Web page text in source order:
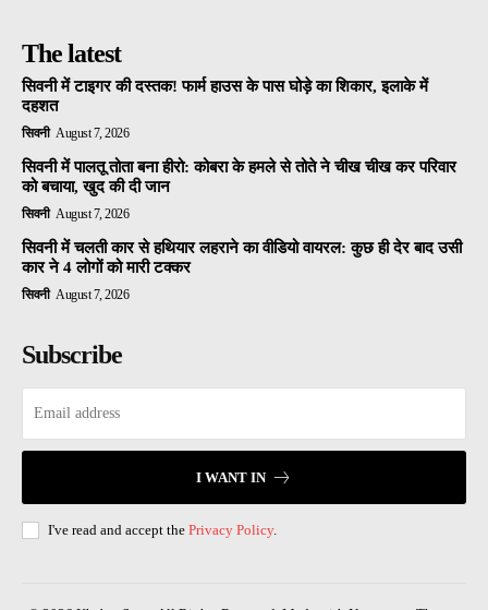
The latest
सिवनी में टाइगर की दस्तक! फार्म हाउस के पास घोड़े का शिकार, इलाके में
दहशत
सिवनी August 7, 2026
सिवनी में पालतू तोता बना हीरो: कोबरा के हमले से तोते ने चीख चीख कर परिवार
को बचाया, खुद की दी जान
सिवनी August 7, 2026
सिवनी में चलती कार से हथियार लहराने का वीडियो वायरल: कुछ ही देर बाद उसी
कार ने 4 लोगों को मारी टक्कर
सिवनी August 7, 2026
Subscribe
I WANT IN
I've read and accept the Privacy Policy.